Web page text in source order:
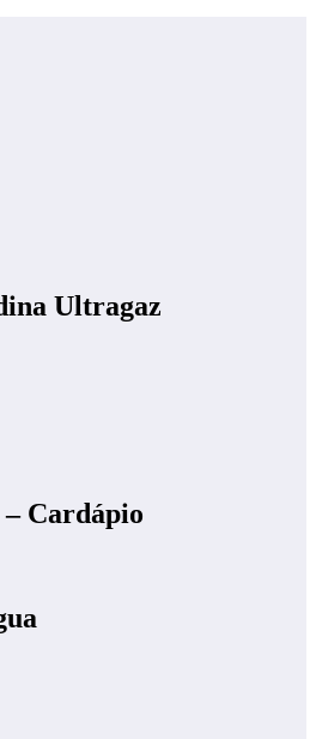
Ultragaz
Cardápio